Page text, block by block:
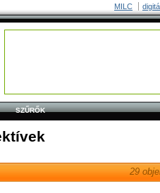
MILC
SZŰRŐK
29